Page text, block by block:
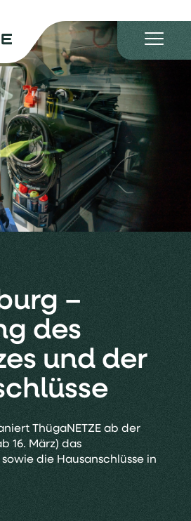
–
des
und der
ThügaNETZE ab der
16. März) das
die Hausanschlüsse in